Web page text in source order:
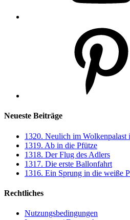
Neueste Beiträge
1320. Neulich im Wolkenpalast
1319. Ab in die Pfütze
1318. Der Flug des Adlers
1317. Die erste Ballonfahrt
1316. Ein Sprung in die weiße
Rechtliches
Nutzungsbedingungen